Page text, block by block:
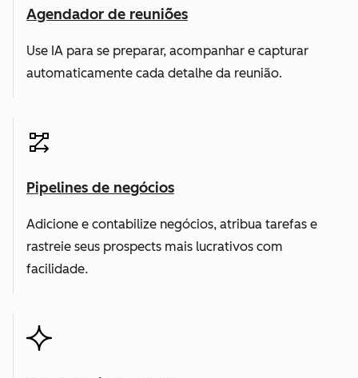
Agendador de reuniões
Use IA para se preparar, acompanhar e capturar
automaticamente cada detalhe da reunião.
Pipelines de negócios
Adicione e contabilize negócios, atribua tarefas e
rastreie seus prospects mais lucrativos com
facilidade.